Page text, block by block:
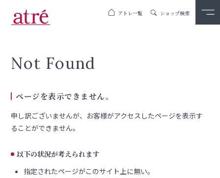
アトレ一覧 ショップ検索
Not Found
ページを表示できません。
申し訳ございませんが、お客様がアクセスしたページを表示す
ることができません。
以下の状況が考えられます
指定されたページがこのサイト上に無い。